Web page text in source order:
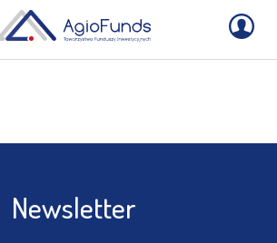
prezes
Newsletter